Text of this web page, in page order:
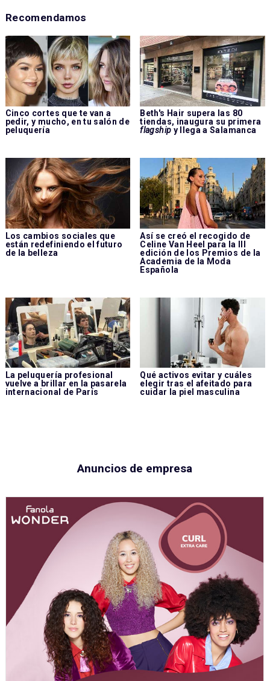
Recomendamos
Cinco cortes que te van a
pedir, y mucho, en tu salón de
peluquería
Beth's Hair supera las 80
tiendas, inaugura su primera
flagship y llega a Salamanca
Los cambios sociales que
están redefiniendo el futuro
de la belleza
Así se creó el recogido de
Celine Van Heel para la III
edición de los Premios de la
Academia de la Moda
Española
La peluquería profesional
vuelve a brillar en la pasarela
internacional de París
Qué activos evitar y cuáles
elegir tras el afeitado para
cuidar la piel masculina
Anuncios de empresa